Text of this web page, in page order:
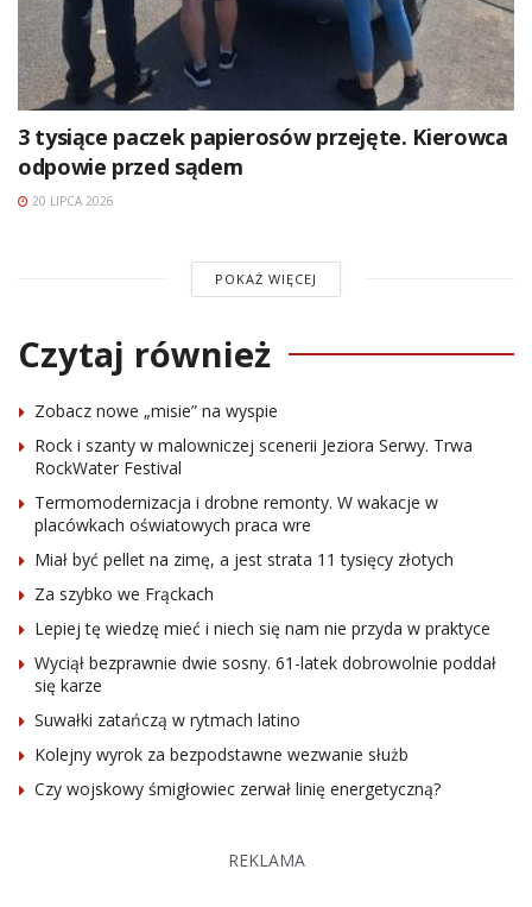
3 tysiące paczek papierosów przejęte. Kierowca
odpowie przed sądem
20 LIPCA 2026
POKAŻ WIĘCEJ
Czytaj również
Zobacz nowe „misie” na wyspie
Rock i szanty w malowniczej scenerii Jeziora Serwy. Trwa
RockWater Festival
Termomodernizacja i drobne remonty. W wakacje w
placówkach oświatowych praca wre
Miał być pellet na zimę, a jest strata 11 tysięcy złotych
Za szybko we Frąckach
Lepiej tę wiedzę mieć i niech się nam nie przyda w praktyce
Wyciął bezprawnie dwie sosny. 61-latek dobrowolnie poddał
się karze
Suwałki zatańczą w rytmach latino
Kolejny wyrok za bezpodstawne wezwanie służb
Czy wojskowy śmigłowiec zerwał linię energetyczną?
REKLAMA